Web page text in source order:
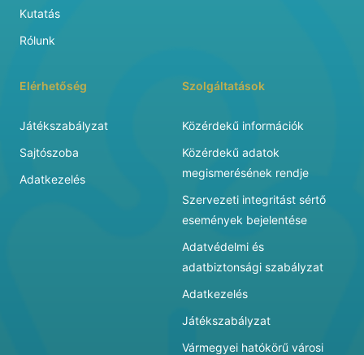
Kutatás
Rólunk
Elérhetőség
Játékszabályzat
Sajtószoba
Adatkezelés
Szolgáltatások
Közérdekű információk
Közérdekű adatok
megismerésének rendje
Szervezeti integritást sértő
események bejelentése
Adatvédelmi és
adatbiztonsági szabályzat
Adatkezelés
Játékszabályzat
Vármegyei hatókörű városi